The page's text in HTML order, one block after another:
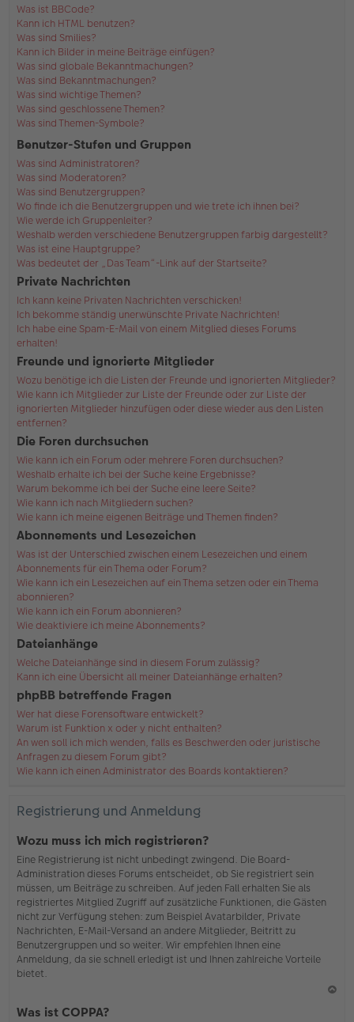
Was ist BBCode?
Kann ich HTML benutzen?
Was sind Smilies?
Kann ich Bilder in meine Beiträge einfügen?
Was sind globale Bekanntmachungen?
Was sind Bekanntmachungen?
Was sind wichtige Themen?
Was sind geschlossene Themen?
Was sind Themen-Symbole?
Benutzer-Stufen und Gruppen
Was sind Administratoren?
Was sind Moderatoren?
Was sind Benutzergruppen?
Wo finde ich die Benutzergruppen und wie trete ich ihnen bei?
Wie werde ich Gruppenleiter?
Weshalb werden verschiedene Benutzergruppen farbig dargestellt?
Was ist eine Hauptgruppe?
Was bedeutet der „Das Team“-Link auf der Startseite?
Private Nachrichten
Ich kann keine Privaten Nachrichten verschicken!
Ich bekomme ständig unerwünschte Private Nachrichten!
Ich habe eine Spam-E-Mail von einem Mitglied dieses Forums
erhalten!
Freunde und ignorierte Mitglieder
Wozu benötige ich die Listen der Freunde und ignorierten Mitglieder?
Wie kann ich Mitglieder zur Liste der Freunde oder zur Liste der
ignorierten Mitglieder hinzufügen oder diese wieder aus den Listen
entfernen?
Die Foren durchsuchen
Wie kann ich ein Forum oder mehrere Foren durchsuchen?
Weshalb erhalte ich bei der Suche keine Ergebnisse?
Warum bekomme ich bei der Suche eine leere Seite?
Wie kann ich nach Mitgliedern suchen?
Wie kann ich meine eigenen Beiträge und Themen finden?
Abonnements und Lesezeichen
Was ist der Unterschied zwischen einem Lesezeichen und einem
Abonnements für ein Thema oder Forum?
Wie kann ich ein Lesezeichen auf ein Thema setzen oder ein Thema
abonnieren?
Wie kann ich ein Forum abonnieren?
Wie deaktiviere ich meine Abonnements?
Dateianhänge
Welche Dateianhänge sind in diesem Forum zulässig?
Kann ich eine Übersicht all meiner Dateianhänge erhalten?
phpBB betreffende Fragen
Wer hat diese Forensoftware entwickelt?
Warum ist Funktion x oder y nicht enthalten?
An wen soll ich mich wenden, falls es Beschwerden oder juristische
Anfragen zu diesem Forum gibt?
Wie kann ich einen Administrator des Boards kontaktieren?
Registrierung und Anmeldung
Wozu muss ich mich registrieren?
Eine Registrierung ist nicht unbedingt zwingend. Die Board-
Administration dieses Forums entscheidet, ob Sie registriert sein
müssen, um Beiträge zu schreiben. Auf jeden Fall erhalten Sie als
registriertes Mitglied Zugriff auf zusätzliche Funktionen, die Gästen
nicht zur Verfügung stehen: zum Beispiel Avatarbilder, Private
Nachrichten, E-Mail-Versand an andere Mitglieder, Beitritt zu
Benutzergruppen und so weiter. Wir empfehlen Ihnen eine
Anmeldung, da sie schnell erledigt ist und Ihnen zahlreiche Vorteile
bietet.
Was ist COPPA?